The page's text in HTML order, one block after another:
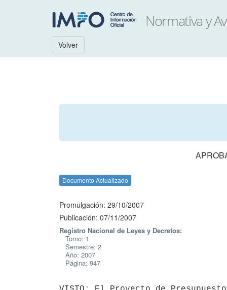
Volver
Documento Actualizado
Promulgación: 29/10/2007
Publicación: 07/11/2007
Registro Nacional de Leyes y Decretos:
Tomo: 1
Semestre: 2
Año: 2007
Página: 947